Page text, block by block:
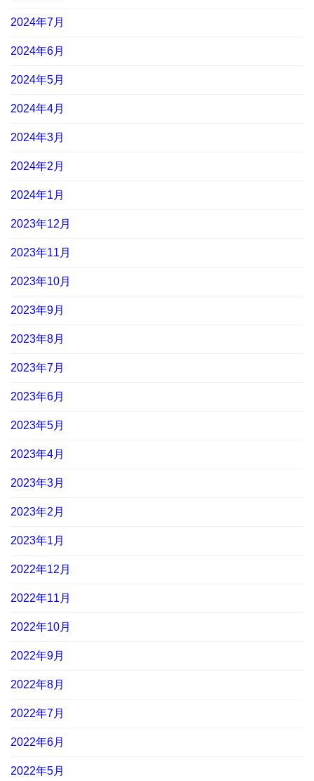
2024年7月
2024年6月
2024年5月
2024年4月
2024年3月
2024年2月
2024年1月
2023年12月
2023年11月
2023年10月
2023年9月
2023年8月
2023年7月
2023年6月
2023年5月
2023年4月
2023年3月
2023年2月
2023年1月
2022年12月
2022年11月
2022年10月
2022年9月
2022年8月
2022年7月
2022年6月
2022年5月